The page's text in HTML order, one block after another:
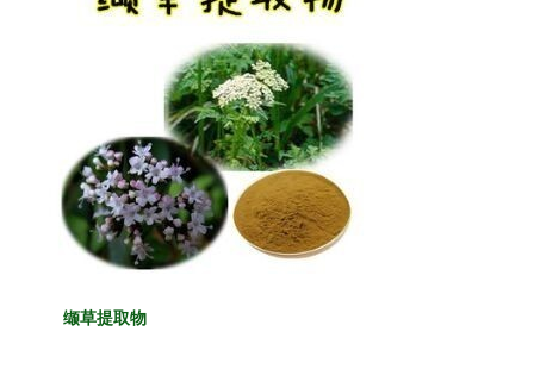
缬草提取物